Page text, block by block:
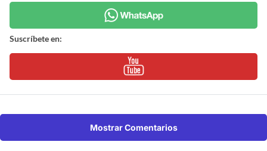
Suscríbete en:
Mostrar Comentarios